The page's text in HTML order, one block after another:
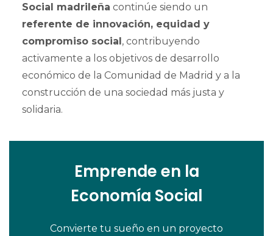
Social madrileña continúe siendo un
referente de innovación, equidad y
compromiso social, contribuyendo
activamente a los objetivos de desarrollo
económico de la Comunidad de Madrid y a la
construcción de una sociedad más justa y
solidaria.
Emprende en la
Economía Social
Convierte tu sueño en un proyecto